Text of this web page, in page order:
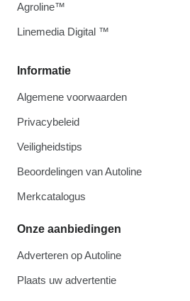
Informatie
Algemene voorwaarden
Privacybeleid
Veiligheidstips
Beoordelingen van Autoline
Merkcatalogus
Onze aanbiedingen
Adverteren op Autoline
Plaats uw advertentie
Agroline™
Linemedia Digital ™